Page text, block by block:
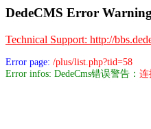
DedeCMS Error
Technical Support: http://
Error page: /plus/list.php?tid=58
Error infos: DedeCms错误警告： 连